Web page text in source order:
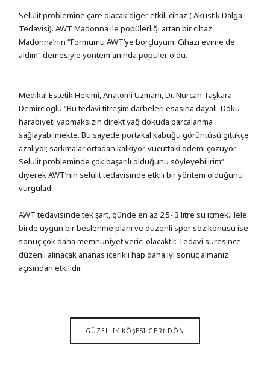
Selulit problemine çare olacak diğer etkili cihaz ( Akustik Dalga
Tedavisi). AWT Madonna ile popülerliği artan bir cihaz.
Madonna’nın “Formumu AWT’ye borçluyum. Cihazı evime de
aldım” demesiyle yöntem anında popüler oldu.
Medikal Estetik Hekimi, Anatomi Uzmanı, Dr. Nurcan Taşkara
Demircioğlu “Bu tedavi titreşim darbeleri esasına dayalı. Doku
harabiyeti yapmaksızın direkt yağ dokuda parçalanma
sağlayabilmekte. Bu sayede portakal kabuğu görüntüsü gittikçe
azalıyor, sarkmalar ortadan kalkıyor, vücuttaki ödemi çözüyor.
Selulit probleminde çok başarılı olduğunu söyleyebilirim”
diyerek AWT’nin selulit tedavisinde etkili bir yöntem olduğunu
vurguladı.
AWT tedavisinde tek şart, günde en az 2,5- 3 litre su içmek.Hele
birde uygun bir beslenme planı ve düzenli spor söz konusu ise
sonuç çok daha memnuniyet verici olacaktır. Tedavi süresince
düzenli alınacak ananas içerikli hap daha iyi sonuç almanız
açısından etkilidir.
GÜZELLIK KÖŞESI GERİ DÖN